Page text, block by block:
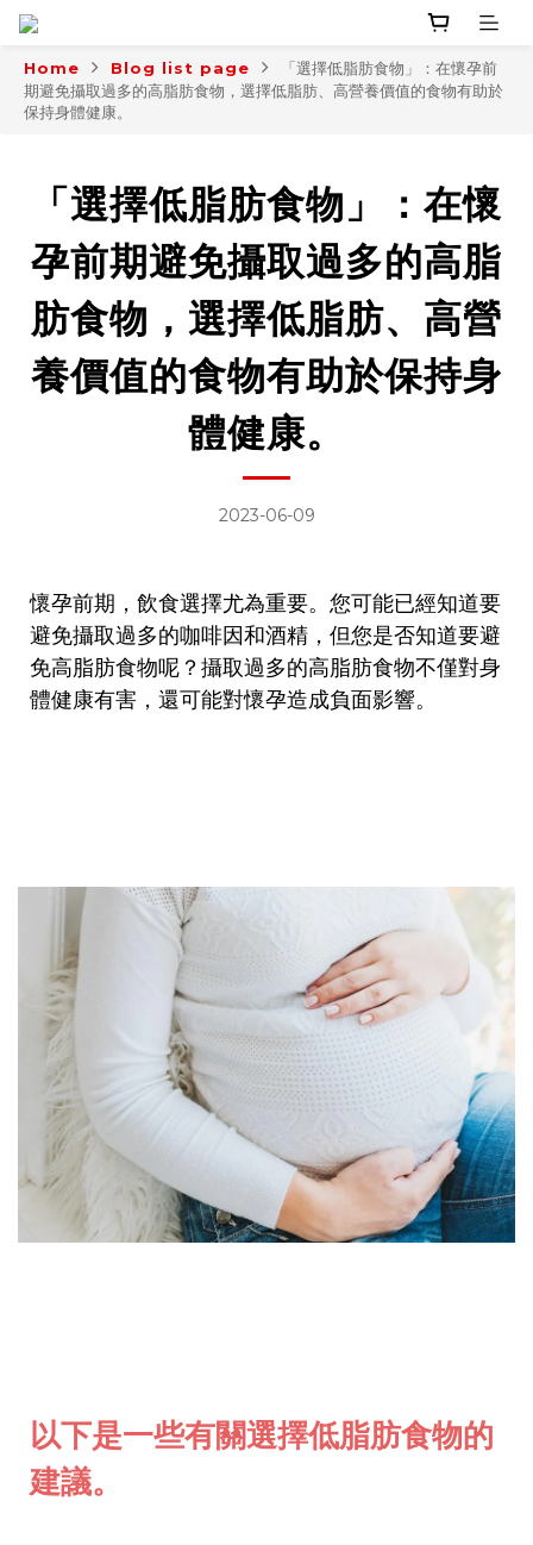
Home Blog list page
「選擇低脂肪食物」：在懷孕前
期避免攝取過多的高脂肪食物，選擇低脂肪、高營養價值的食物有助於
保持身體健康。
「選擇低脂肪食物」：在懷
孕前期避免攝取過多的高脂
肪食物，選擇低脂肪、高營
養價值的食物有助於保持身
體健康。
2023-06-09
懷孕前期，飲食選擇尤為重要。您可能已經知道要
避免攝取過多的咖啡因和酒精，但您是否知道要避
免高脂肪食物呢？攝取過多的高脂肪食物不僅對身
體健康有害，還可能對懷孕造成負面影響。
以下是一些有關選擇低脂肪食物的
建議。